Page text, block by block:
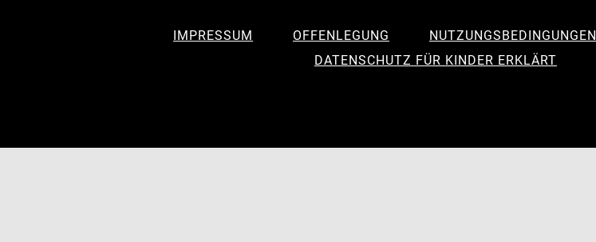
IMPRESSUM OFFENLEGUNG NUTZUNGSBEDINGUNGEN
DATENSCHUTZ FÜR KINDER ERKLÄRT